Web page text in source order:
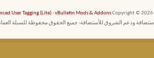
User Tagging (Lite)-vBulletin Mods & AddonsCopyright © 2026
استضافة ودعم الشروق للأستضافة- جميع الحقوق محفوظة للسبلة العمانية